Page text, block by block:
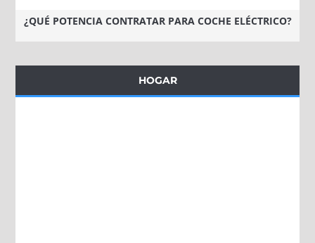
¿QUÉ POTENCIA CONTRATAR PARA COCHE ELÉCTRICO?
HOGAR